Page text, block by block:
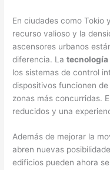
En ciudades como Tokio
recurso valioso y la
ascensores urbanos
diferencia. Latecnología
los sistemas de control
dispositivos funcionen
zonas más concurridas.
reducidos y una
Además de mejorar la
abren nuevas
edificios pueden ahora